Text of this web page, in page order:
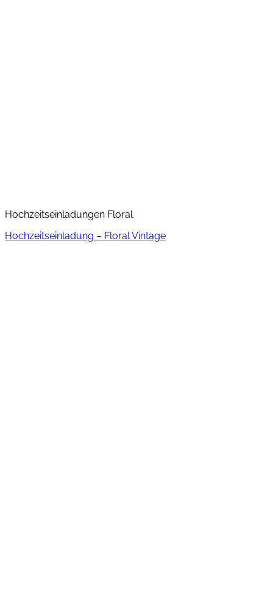
Hochzeitseinladungen Floral
Hochzeitseinladung – Floral Vintage